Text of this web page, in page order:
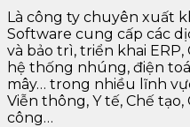
Là công ty chuyên xuất
Software cung cấp các
và bảo trì, triển khai
hệ thống nhúng, điện
mây… trong nhiều lĩnh
Viễn thông, Y tế, Chế
công…